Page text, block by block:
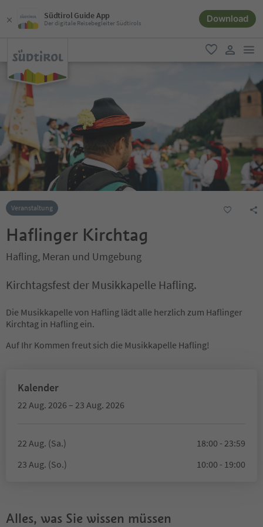
Südtirol Guide App
Der digitale Reisebegleiter Südtirols Download
favorit
user link
Veranstaltung
Haflinger Kirchtag
Hafling, Meran und Umgebung
Kirchtagsfest der Musikkapelle Hafling.
Die Musikkapelle von Hafling lädt alle herzlich zum Haflinger
Kirchtag in Hafling ein.
Auf Ihr Kommen freut sich die Musikkapelle Hafling!
Kalender
22 Aug. 2026 – 23 Aug. 2026
22 Aug. (Sa.)
18:00 - 23:59
23 Aug. (So.)
10:00 - 19:00
Alles, was Sie wissen müssen